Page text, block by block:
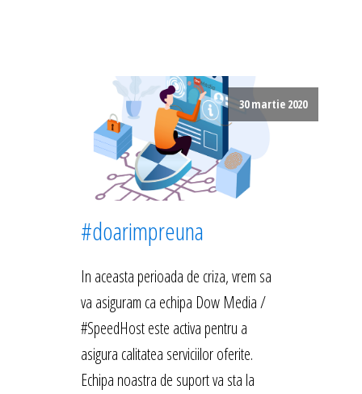
30 martie 2020
#doarimpreuna
In aceasta perioada de criza, vrem sa
va asiguram ca echipa Dow Media /
#SpeedHost este activa pentru a
asigura calitatea serviciilor oferite.
Echipa noastra de suport va sta la